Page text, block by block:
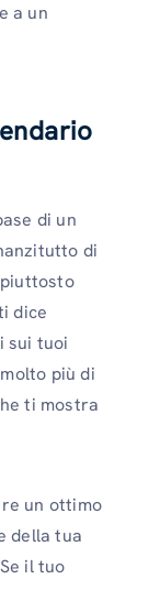
a un
di un
di
dice
sui tuoi
più di
ti mostra
un ottimo
della tua
il tuo